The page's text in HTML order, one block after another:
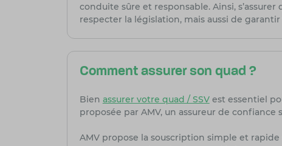
conduite sûre et responsable. Ainsi,
respecter la législation, mais aussi de
Comment assurer son quad ?
Bien assurer votre quad / SSVest essentiel
proposée par AMV, un assureur de
AMV propose la souscription simple et